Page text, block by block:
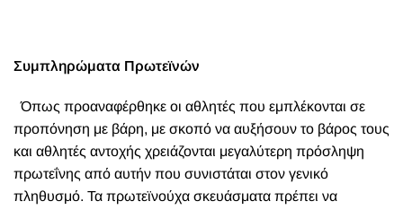
Συμπληρώματα Πρωτεϊνών
Όπως προαναφέρθηκε οι αθλητές που εμπλέκονται σε
προπόνηση με βάρη, με σκοπό να αυξήσουν το βάρος τους
και αθλητές αντοχής χρειάζονται μεγαλύτερη πρόσληψη
πρωτεΐνης από αυτήν που συνιστάται στον γενικό
πληθυσμό. Τα πρωτεϊνούχα σκευάσματα πρέπει να